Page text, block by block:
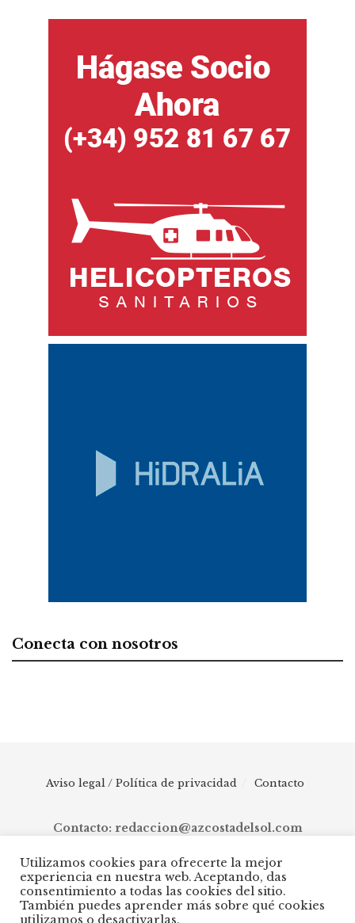
Conecta con nosotros
Aviso legal / Política de privacidad Contacto
Contacto: redaccion@azcostadelsol.com
© 2025 AZ Costa del Sol - Diario digital de Málaga capital hasta
Manilva, pasando por Torremolinos, Benalmádena, Fuengirola,
Mijas, Ojén, Marbella, Istán, Benahavís, Estepona y Casares.
Utilizamos cookies para ofrecerte la mejor
experiencia en nuestra web. Aceptando, das
consentimiento a todas las cookies del sitio.
También puedes aprender más sobre qué cookies
utilizamos o desactivarlas.